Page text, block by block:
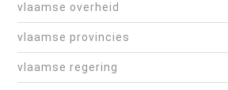
vlaamse overheid
vlaamse provincies
vlaamse regering